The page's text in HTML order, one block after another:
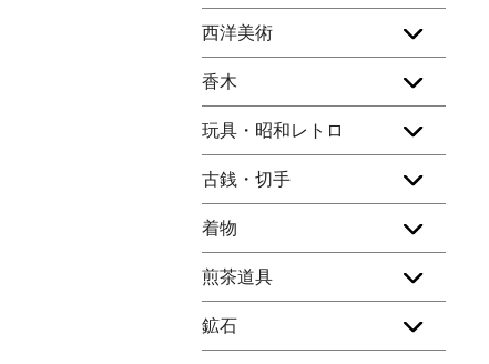
西洋美術
香木
玩具・昭和レトロ
古銭・切手
着物
煎茶道具
鉱石